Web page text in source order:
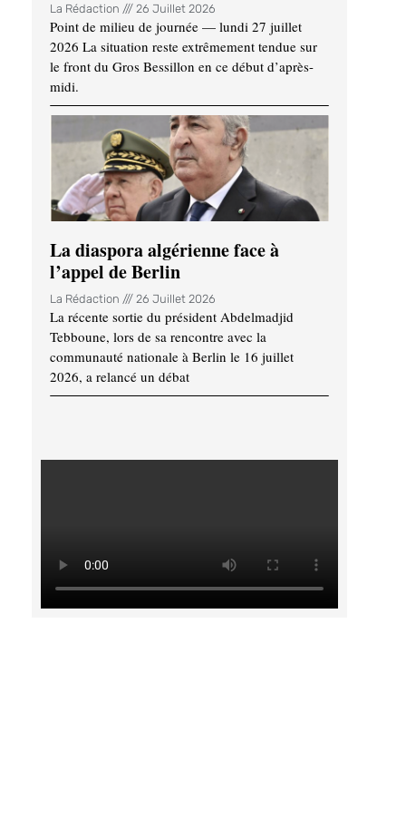
La Rédaction 26 Juillet 2026
Point de milieu de journée — lundi 27 juillet
2026 La situation reste extrêmement tendue sur
le front du Gros Bessillon en ce début d’après-
midi.
La diaspora algérienne face à
l’appel de Berlin
La Rédaction 26 Juillet 2026
La récente sortie du président Abdelmadjid
Tebboune, lors de sa rencontre avec la
communauté nationale à Berlin le 16 juillet
2026, a relancé un débat